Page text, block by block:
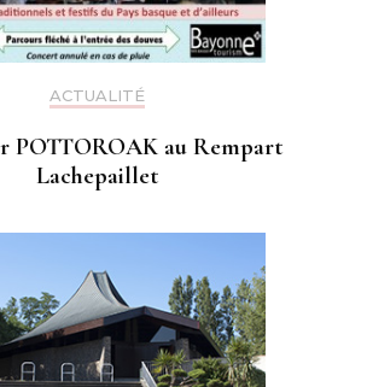
ACTUALITÉ
POTTOROAK au Rempart
Lachepaillet